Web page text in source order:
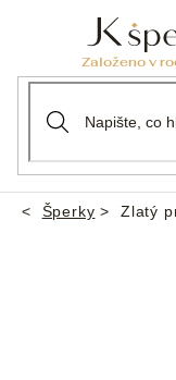
Domů
Šperky Zlatý